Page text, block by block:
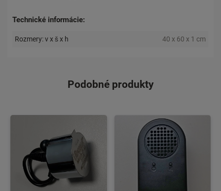
Technické informácie:
Rozmery: v x š x h 40 x 60 x 1 cm
Podobné produkty